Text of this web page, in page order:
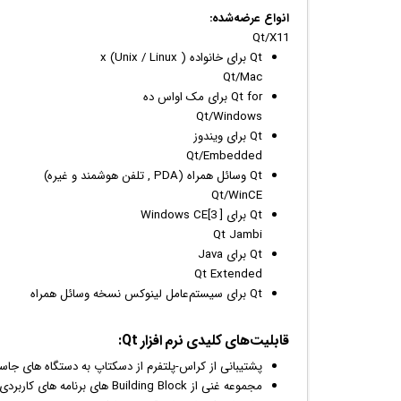
انواع عرضه‌شده:
Qt/X11
Qt برای خانواده x (Unix / Linux )
Qt/Mac
Qt for برای مک اواس ده
Qt/Windows
Qt برای
ویندوز
Qt/Embedded
Qt وسائل همراه (PDA , تلفن هوشمند و غیره)
Qt/WinCE
Qt برای Windows CE[3 ]
Qt Jambi
Qt برای Java
Qt Extended
Qt برای سیستم‌عامل لینوکس نسخه وسائل همراه
قابلیت‌های کلیدی نرم افزار
پشتیبانی از کراس-پلتفرم از دسکتاپ به دستگاه های
مجموعه غنی از Building Block های برنامه های کاربردی